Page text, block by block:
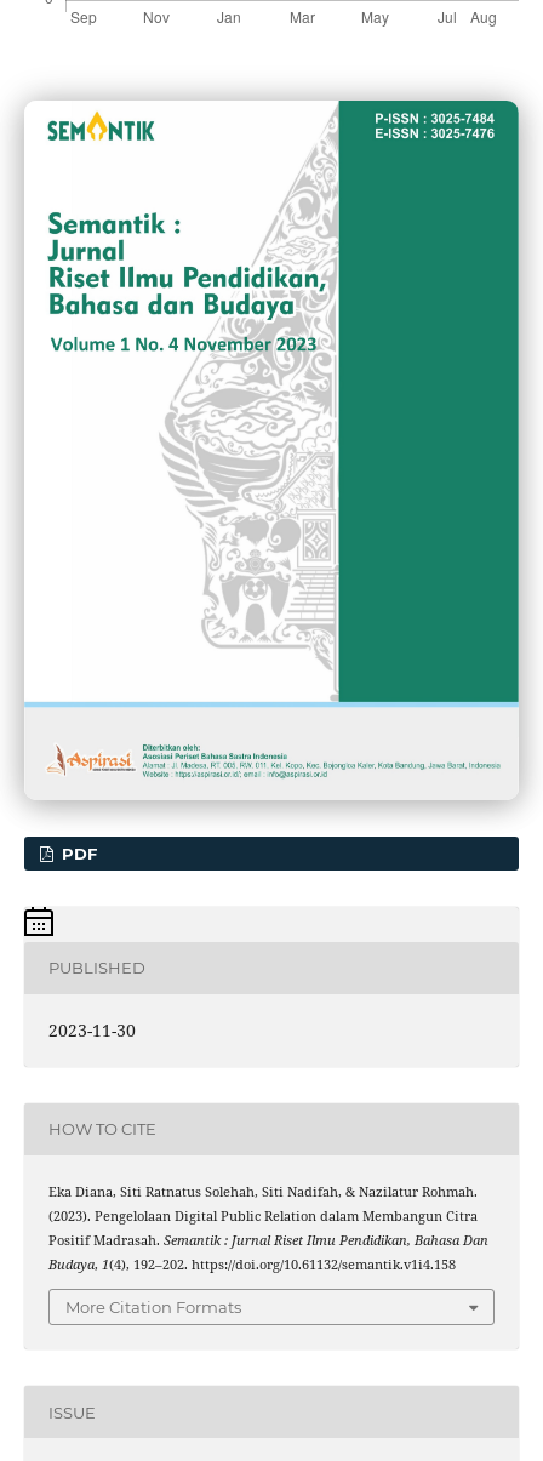
PDF
PUBLISHED
2023-11-30
HOW TO CITE
Eka Diana, Siti Ratnatus Solehah, Siti Nadifah, & Nazilatur Rohmah.
(2023). Pengelolaan Digital Public Relation dalam Membangun Citra
Positif Madrasah. Semantik : Jurnal Riset Ilmu Pendidikan, Bahasa Dan
Budaya, 1(4), 192–202. https://doi.org/10.61132/semantik.v1i4.158
More Citation Formats
ISSUE